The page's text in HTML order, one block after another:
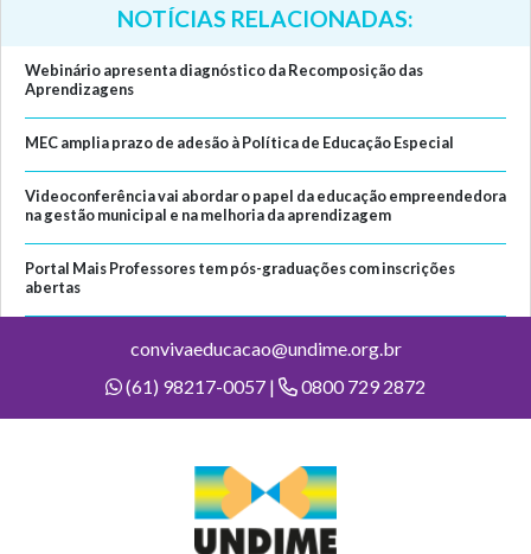
NOTÍCIAS RELACIONADAS:
Webinário apresenta diagnóstico da Recomposição das
Aprendizagens
MEC amplia prazo de adesão à Política de Educação Especial
Videoconferência vai abordar o papel da educação empreendedora
na gestão municipal e na melhoria da aprendizagem
Portal Mais Professores tem pós-graduações com inscrições
abertas
convivaeducacao@undime.org.br
(61) 98217-0057 |
0800 729 2872